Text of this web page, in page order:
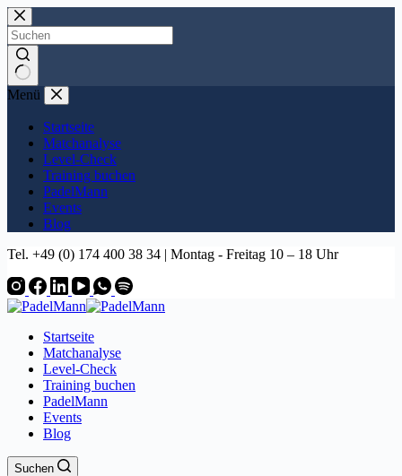
Zum
Inhalt
springen
Keine
Ergebnisse
Menü
Startseite
Matchanalyse
Level-Check
Training buchen
PadelMann
Events
Blog
Tel. +49 (0) 174 400 38 34 | Montag - Freitag 10 – 18 Uhr
Startseite
Matchanalyse
Level-Check
Training buchen
PadelMann
Events
Blog
Suchen